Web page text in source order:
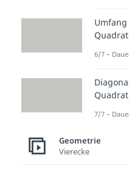
Umfang
Quadrat
6/7 –
Quadrat
7/7 –
Geometrie
Vierecke